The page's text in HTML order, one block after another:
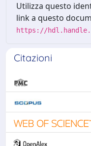
Utilizza questo
link a questo
https://
Citazioni